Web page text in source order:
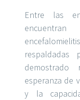
Entre las
encefalomielitis
respaldadas
demostrado
esperanza de
y la